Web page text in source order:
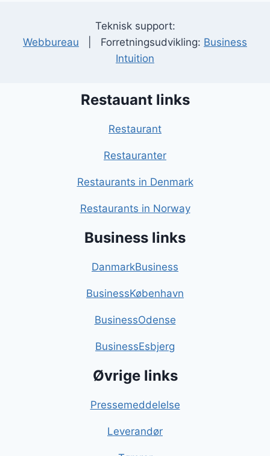
Teknisk support:
Webbureau | Forretningsudvikling: Business
Intuition
Restauant links
Restaurant
Restauranter
Restaurants in Denmark
Restaurants in Norway
Business links
DanmarkBusiness
BusinessKøbenhavn
BusinessOdense
BusinessEsbjerg
Øvrige links
Pressemeddelelse
Leverandør